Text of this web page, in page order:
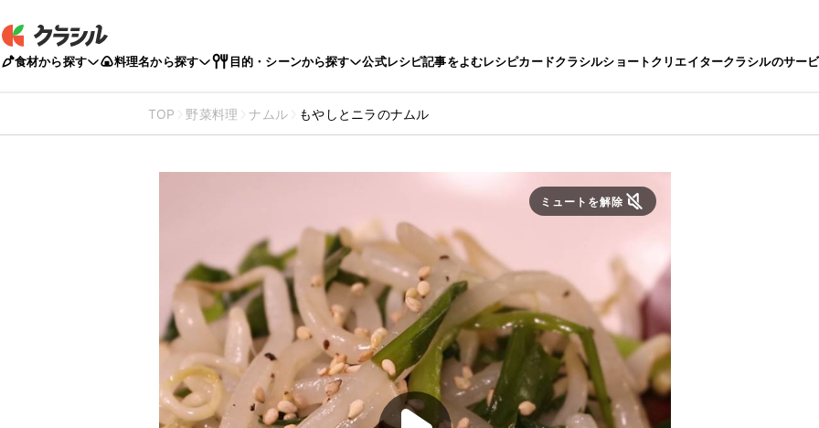
食材から探す 料理名から探す 目的・シーンから探す 公式レシピ記事をよむレシピカードクラシルショートクリエイタークラシルのサー
TOP 野菜料理 ナムル もやしとニラのナムル
ミュートを解除